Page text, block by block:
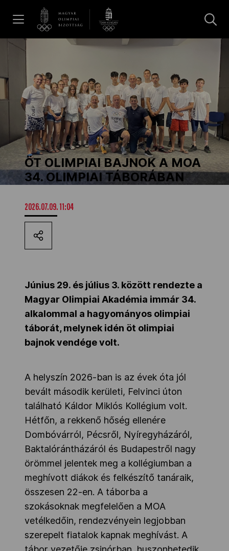
Galéria
Dakar 2026
Los Angeles 2028
MOB
Kettőskarrier-program
NOB
Társszervezetek
Adatbank
ÖT OLIMPIAI BAJNOK A MOA
34. OLIMPIAI TÁBORÁBAN
2026.07.09. 11:04
Június 29. és július 3. között rendezte a
Magyar Olimpiai Akadémia immár 34.
alkalommal a hagyományos olimpiai
táborát, melynek idén öt olimpiai
bajnok vendége volt.
A helyszín 2026-ban is az évek óta jól
bevált második kerületi, Felvinci úton
található Káldor Miklós Kollégium volt.
Hétfőn, a rekkenő hőség ellenére
Dombóvárról, Pécsről, Nyíregyházáról,
Baktalórántházáról és Budapestről nagy
örömmel jelentek meg a kollégiumban a
meghívott diákok és felkészítő tanáraik,
összesen 22-en. A táborba a
szokásoknak megfelelően a MOA
vetélkedőin, rendezvényein legjobban
szerepelt fiatalok kapnak meghívást. A